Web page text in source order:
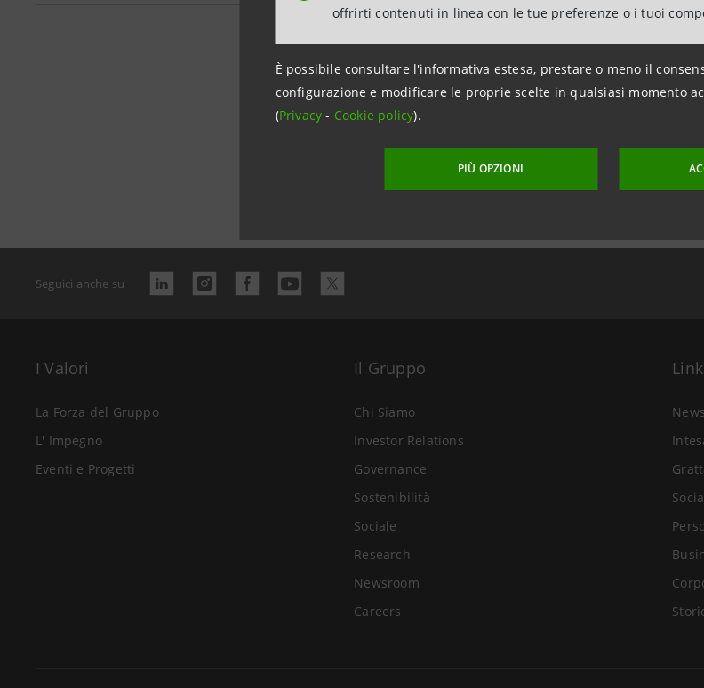
offrirti contenuti in linea con le tue preferenze o i tuoi
È possibile consultare l'informativa estesa, prestare o meno il
configurazione e modificare le proprie scelte in qualsiasi momento
(Privacy- Cookie policy).
PIÙ OPZIONI
Data ultimo aggiornamento 24 aprile 2013 alle ore 11:31
Seguici anche su
I Valori
La Forza del Gruppo
L' Impegno
Eventi e Progetti
Il Gruppo
Chi Siamo
Investor Relations
Governance
Sostenibilità
Sociale
Research
Newsroom
Careers